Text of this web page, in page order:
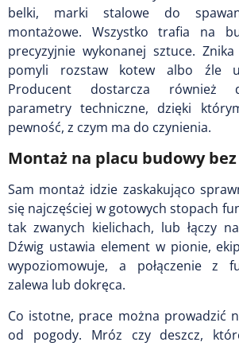
belki, marki stalowe do
montażowe. Wszystko trafia na
precyzyjnie wykonanej sztuce.
pomyli rozstaw kotew albo źle
Producent dostarcza również
parametry techniczne, dzięki
pewność, z czym ma do czynienia.
Montaż na placu budowy
Sam montaż idzie zaskakująco
się najczęściej w gotowych stopach
tak zwanych kielichach, lub łączy
Dźwig ustawia element w pionie,
wypoziomowuje, a połączenie z
zalewa lub dokręca.
Co istotne, prace można prowadzić
od pogody. Mróz czy deszcz,